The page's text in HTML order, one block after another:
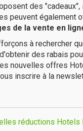
des
peuvent
de la vente en
à rechercher
des rabais
nouvelles offres
inscrire à la
réductions